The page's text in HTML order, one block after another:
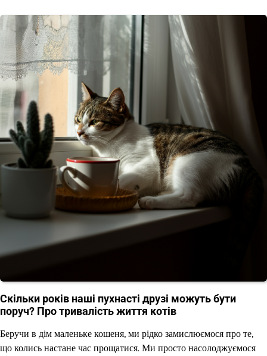
Скільки років наші пухнасті друзі можуть бути
поруч? Про тривалість життя котів
Беручи в дім маленьке кошеня, ми рідко замислюємося про те,
що колись настане час прощатися. Ми просто насолоджуємося